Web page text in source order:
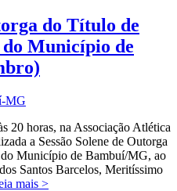
do Título de
Município de
MG
20 horas, na Associação Atlética
a Sessão Solene de Outorga
Município de Bambuí/MG, ao
Santos Barcelos, Meritíssimo
mais >